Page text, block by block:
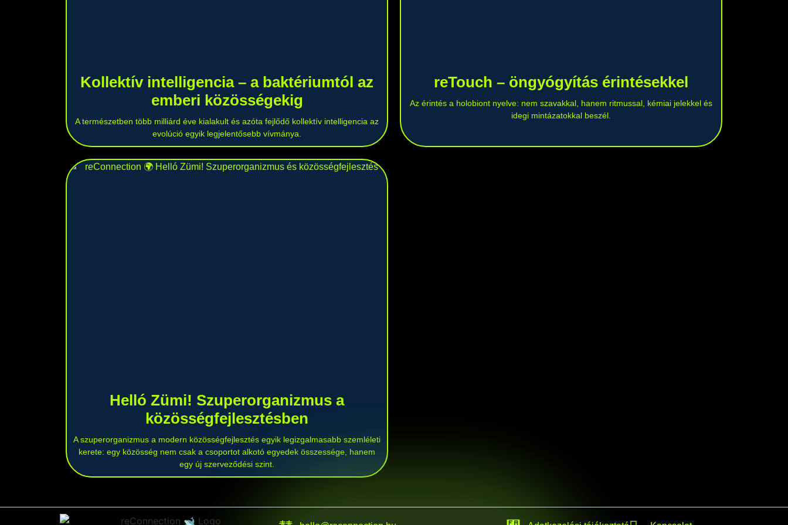
Kollektív intelligencia – a baktériumtól az
emberi közösségekig
A természetben több milliárd éve kialakult és azóta fejlődő kollektív intelligencia az
evolúció egyik legjelentősebb vívmánya.
reTouch – öngyógyítás érintésekkel
Az érintés a holobiont nyelve: nem szavakkal, hanem ritmussal, kémiai jelekkel és
idegi mintázatokkal beszél.
Helló Zümi! Szuperorganizmus a
közösségfejlesztésben
A szuperorganizmus a modern közösségfejlesztés egyik legizgalmasabb szemléleti
kerete: egy közösség nem csak a csoportot alkotó egyedek összessége, hanem
egy új szerveződési szint.